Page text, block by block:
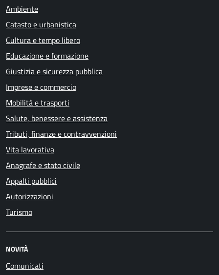
Ambiente
Catasto e urbanistica
Cultura e tempo libero
Educazione e formazione
Giustizia e sicurezza pubblica
Imprese e commercio
Mobilità e trasporti
Salute, benessere e assistenza
Tributi, finanze e contravvenzioni
Vita lavorativa
Anagrafe e stato civile
Appalti pubblici
Autorizzazioni
Turismo
NOVITÀ
Comunicati